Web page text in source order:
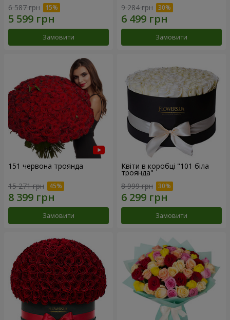
6 587 грн
Замовити
9 284 грн
Замовити
151 червона троянда
15 271 грн
Замовити
Квіти в коробці "101 біла
троянда"
8 999 грн
Замовити